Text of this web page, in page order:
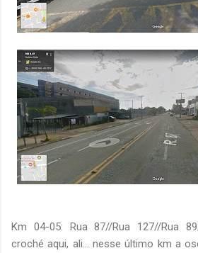
Km 04-05: Rua 87//Rua 127//Rua
croché aqui, ali... nesse último km a